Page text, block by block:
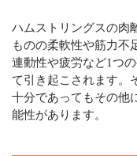
ハムストリングスの肉
ものの柔軟性や筋力不
連動性や疲労など1つ
て引き起こされます。
十分であってもその他
能性があります。